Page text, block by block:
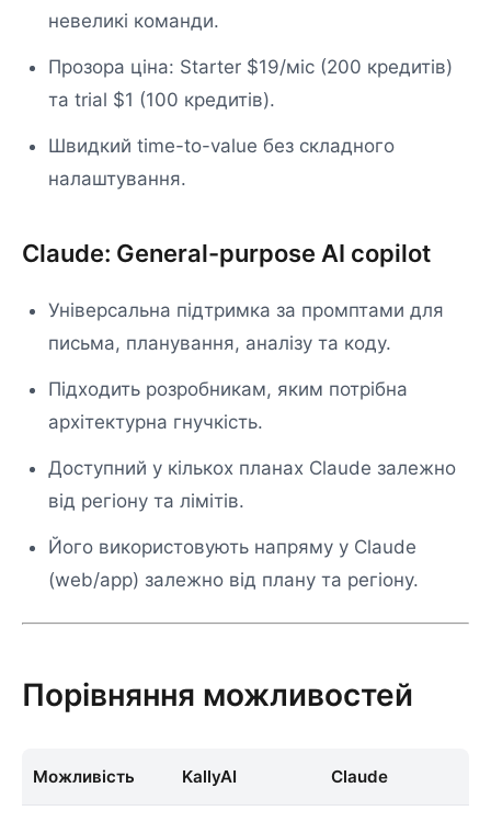
невеликі команди.
Прозора ціна: Starter $19/міс (200 кредитів)
та trial $1 (100 кредитів).
Швидкий time-to-value без складного
налаштування.
Claude: General-purpose AI copilot
Універсальна підтримка за промптами для
письма, планування, аналізу та коду.
Підходить розробникам, яким потрібна
архітектурна гнучкість.
Доступний у кількох планах Claude залежно
від регіону та лімітів.
Його використовують напряму у Claude
(web/app) залежно від плану та регіону.
Порівняння можливостей
Можливість KallyAI Claude